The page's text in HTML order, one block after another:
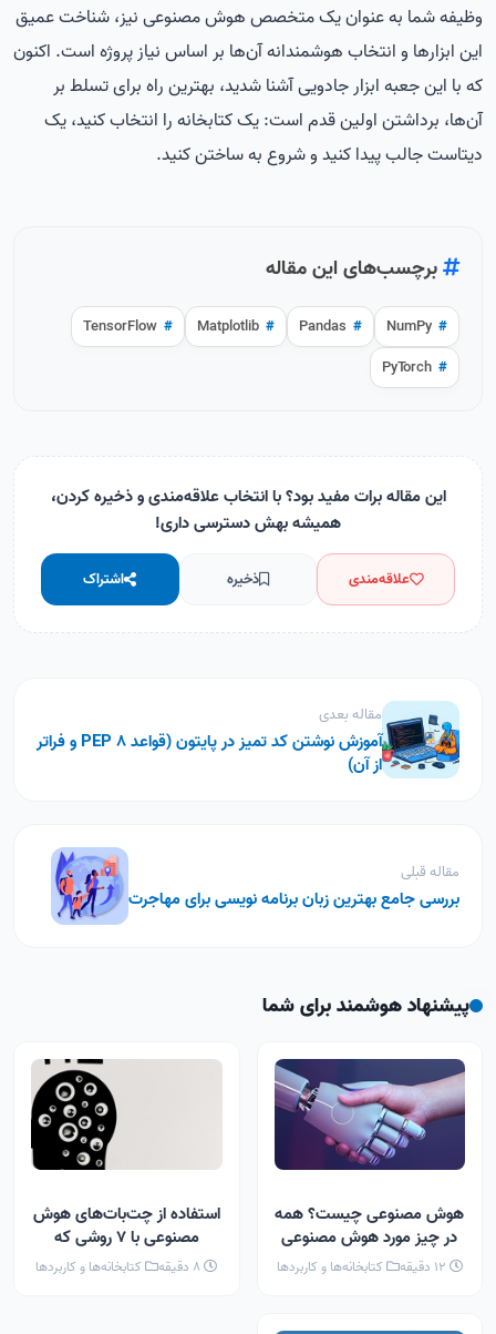
وظیفه شما به عنوان یک متخصص هوش مصنوعی نیز، شناخت عمیق
این ابزارها و انتخاب هوشمندانه آن‌ها بر اساس نیاز پروژه است. اکنون
که با این جعبه ابزار جادویی آشنا شدید، بهترین راه برای تسلط بر
آن‌ها، برداشتن اولین قدم است: یک کتابخانه را انتخاب کنید، یک
دیتاست جالب پیدا کنید و شروع به ساختن کنید.
برچسب‌های این مقاله
#
NumPy
#
Pandas
#
Matplotlib
#
TensorFlow
#
PyTorch
این مقاله برات مفید بود؟ با انتخاب علاقه‌مندی و ذخیره کردن،
همیشه بهش دسترسی داری!
علاقه‌مندی ذخیره اشتراک
مقاله بعدی
آموزش نوشتن کد تمیز در پایتون (قواعد PEP 8 و فراتر
از آن)
مقاله قبلی
بررسی جامع بهترین زبان برنامه نویسی برای مهاجرت
پیشنهاد هوشمند برای شما
هوش مصنوعی چیست؟ همه
در چیز مورد هوش مصنوعی
(AI)
کتابخانه‌ها و کاربردها
استفاده از چت‌بات‌های هوش
مصنوعی با 7 روشی که
نمی‌دانستید
8 دقیقه کتابخانه‌ها و کاربردها